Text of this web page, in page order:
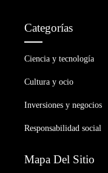
Categorías
Ciencia y tecnología
Cultura y ocio
Inversiones y negocios
Responsabilidad social
Mapa Del Sitio